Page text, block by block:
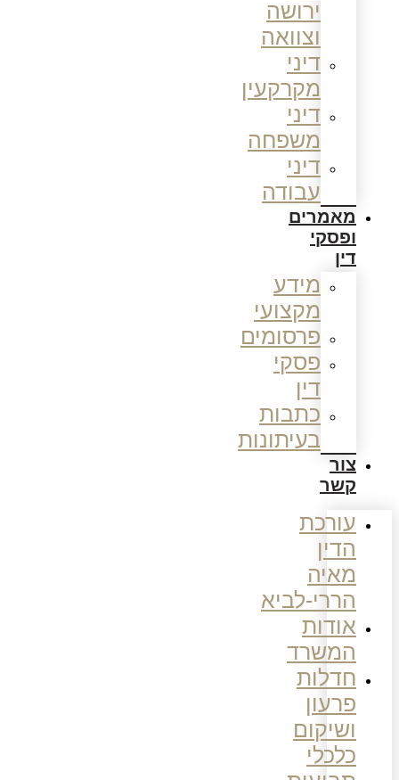
ירושה
וצוואה
דיני
מקרקעין
דיני
משפחה
דיני
עבודה
מאמרים
ופסקי
דין
מידע
מקצועי
פרסומים
פסקי
דין
כתבות
בעיתונות
צור
קשר
עורכת
הדין
מאיה
הררי-לביא
אודות
המשרד
חדלות
פרעון
ושיקום
כלכלי